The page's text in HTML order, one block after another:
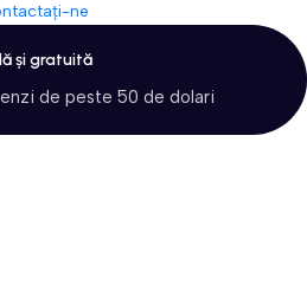
ne
și gratuită
de peste 50 de dolari